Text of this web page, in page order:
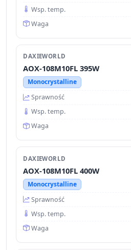
Wsp. temp.
Waga
DAXIEWORLD
AOX-108M10FL 395W
Monocrystalline
Sprawność
Wsp. temp.
Waga
DAXIEWORLD
AOX-108M10FL 400W
Monocrystalline
Sprawność
Wsp. temp.
Waga